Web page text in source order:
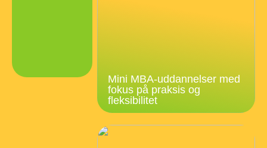
Mini MBA-uddannelser med
fokus på praksis og
fleksibilitet